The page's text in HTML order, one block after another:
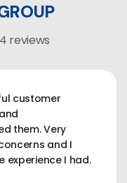
reviews
customer
them. Very
and I
experience I had.